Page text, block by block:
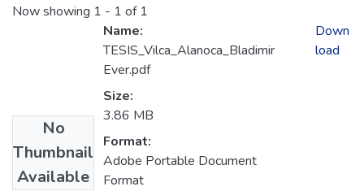
Now showing 1 - 1 of 1
No
Thumbnail
Available
Name:
TESIS_Vilca_Alanoca_Bladimir
Ever.pdf
Size:
3.86 MB
Format:
Adobe Portable Document
Format
Down
load